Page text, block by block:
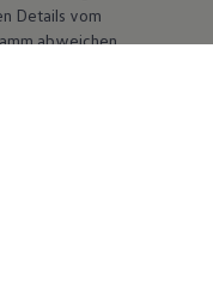
Details vom
abweichen.